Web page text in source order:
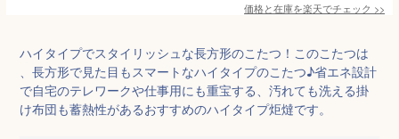
価格と在庫を楽天でチェック >>
ハイタイプでスタイリッシュな長方形のこたつ！このこたつは
、長方形で見た目もスマートなハイタイプのこたつ♪省エネ設計
で自宅のテレワークや仕事用にも重宝する、汚れても洗える掛
け布団も蓄熱性があるおすすめのハイタイプ炬燵です。